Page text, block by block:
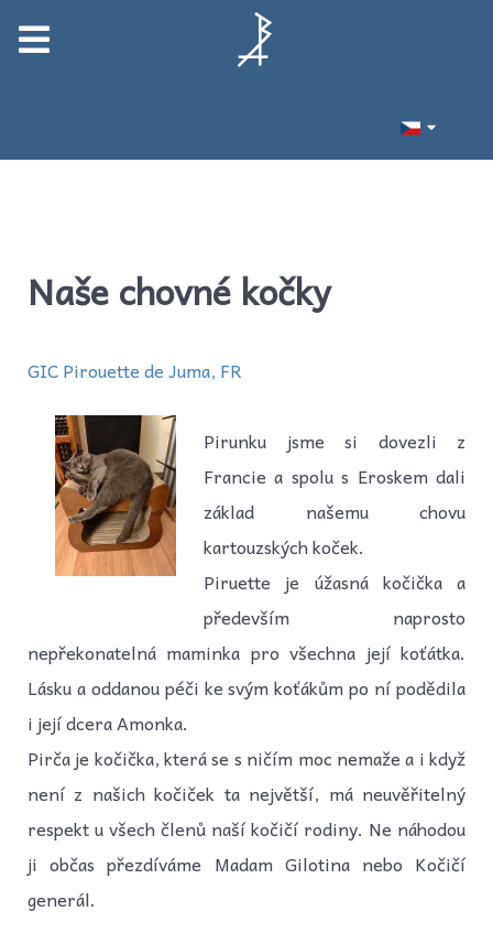
Naše chovné kočky
GIC Pirouette de Juma, FR
Pirunku jsme si dovezli z
Francie a spolu s Eroskem dali
základ našemu chovu
kartouzských koček.
Piruette je úžasná kočička a
především naprosto
nepřekonatelná maminka pro všechna její koťátka.
Lásku a oddanou péči ke svým koťákům po ní podědila
i její dcera Amonka.
Pirča je kočička, která se s ničím moc nemaže a i když
není z našich kočiček ta největší, má neuvěřitelný
respekt u všech členů naší kočičí rodiny. Ne náhodou
ji občas přezdíváme Madam Gilotina nebo Kočičí
generál.